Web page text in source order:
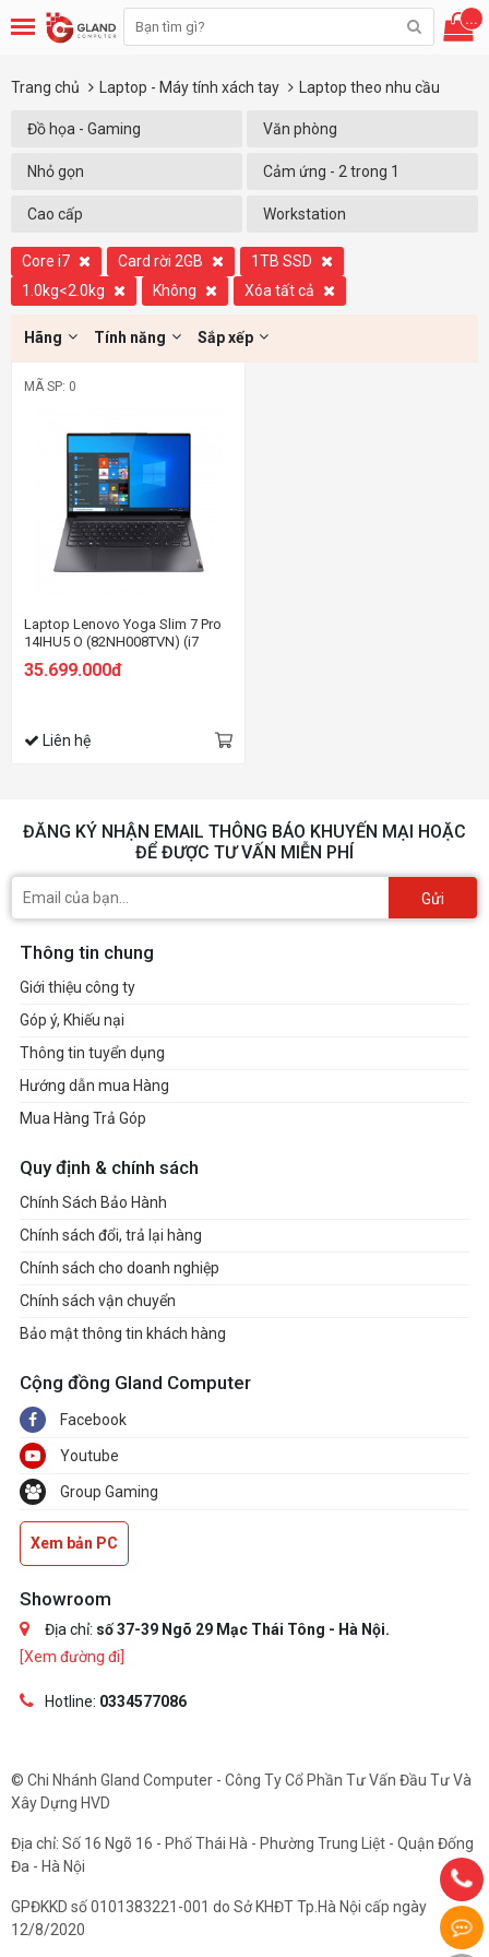
...
Trang chủ Laptop - Máy tính xách tay Laptop theo nhu cầu
Đồ họa - Gaming Văn phòng
Nhỏ gọn Cảm ứng - 2 trong 1
Cao cấp Workstation
Core i7 Card rời 2GB
1TB SSD
1.0kg<2.0kg
Không Xóa tất cả
Hãng Tính năng Sắp xếp
MÃ SP: 0
Laptop Lenovo Yoga Slim 7 Pro
14IHU5 O (82NH008TVN) (i7
SSD/14 2.8K/MX450
35.699.000đ
Liên hệ
ĐĂNG KÝ NHẬN EMAIL THÔNG BÁO KHUYẾN MẠI HOẶC
ĐỂ ĐƯỢC TƯ VẤN MIỄN PHÍ
Gửi
Thông tin chung
Giới thiệu công ty
Góp ý, Khiếu nại
Thông tin tuyển dụng
Hướng dẫn mua Hàng
Mua Hàng Trả Góp
Quy định & chính sách
Chính Sách Bảo Hành
Chính sách đổi, trả lại hàng
Chính sách cho doanh nghiệp
Chính sách vận chuyển
Bảo mật thông tin khách hàng
Cộng đồng Gland Computer
Facebook
Youtube
Group Gaming
Xem bản PC
Showroom
Địa chỉ: số 37-39 Ngõ 29 Mạc Thái Tông - Hà Nội.
[Xem đường đi]
Hotline: 0334577086
© Chi Nhánh Gland Computer - Công Ty Cổ Phần Tư Vấn Đầu Tư Và
Xây Dựng HVD
Địa chỉ: Số 16 Ngõ 16 - Phố Thái Hà - Phường Trung Liệt - Quận Đống
Đa - Hà Nội
GPĐKKD số 0101383221-001 do Sở KHĐT Tp.Hà Nội cấp ngày
12/8/2020